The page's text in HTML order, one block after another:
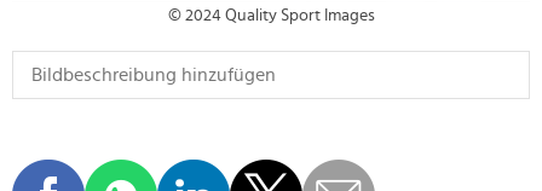
© 2024 Quality Sport Images